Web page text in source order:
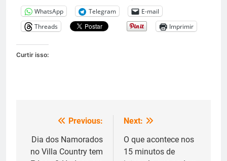
WhatsApp Telegram
E-mail
Threads
Imprimir
Curtir isso:
Navegação
de
Previous:
Dia dos Namorados
no Villa Country tem
Next:
O que acontece nos
15 minutos de